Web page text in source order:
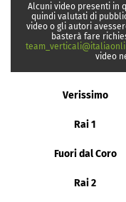
Alcuni video presenti in
quindi valutati di
video o gli autori
basterà fare
video
Verissimo
Rai 1
Fuori dal Coro
Rai 2